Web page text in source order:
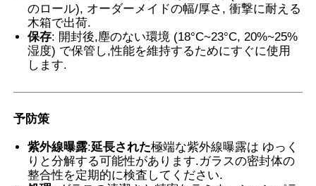
のロール), オーダーメイドの幅/厚さ, 衝撃に耐える
木箱で出荷.
保存: 開封後,塵のない環境 (18°C~23°C, 20%~25%
湿度) で保管し,性能を維持するためにすぐに使用
します.
予防策
紫外線曝露:延長された極端な紫外線曝露は ゆっく
りと分解する可能性があります.ガラスの密封体の
整合性を定期的に検査してください.